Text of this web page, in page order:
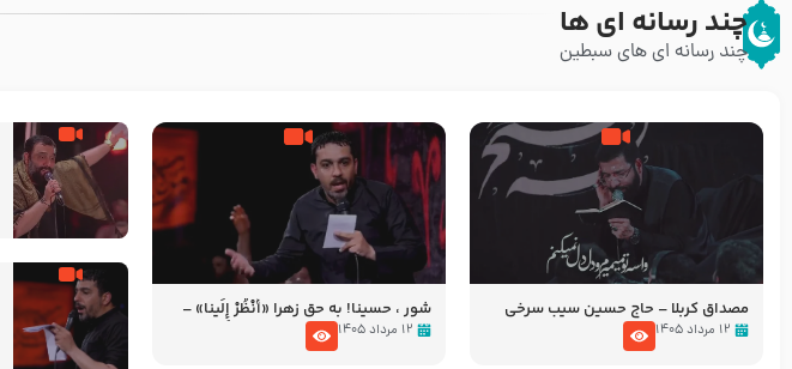
چند رسانه ای ها
چند رسانه ای های سبطین
مصداق کربلا – حاج حسین سیب سرخی
۱۲ مرداد ۱۴۰۵
شور ، حسینا! به‌ حق زهرا «أُنْظُرْ إِلَینا» –
عزاداری شب هفتم ماه محرّم 1405
۱۲ مرداد ۱۴۰۵